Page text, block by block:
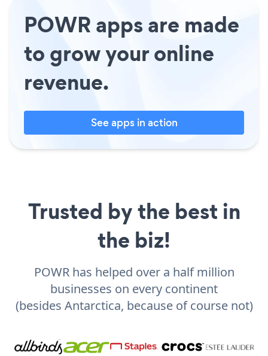
POWR apps are made
to grow your online
revenue.
See apps in action
Trusted by the best in
the biz!
POWR has helped over a half million
businesses on every continent
(besides Antarctica, because of course not)